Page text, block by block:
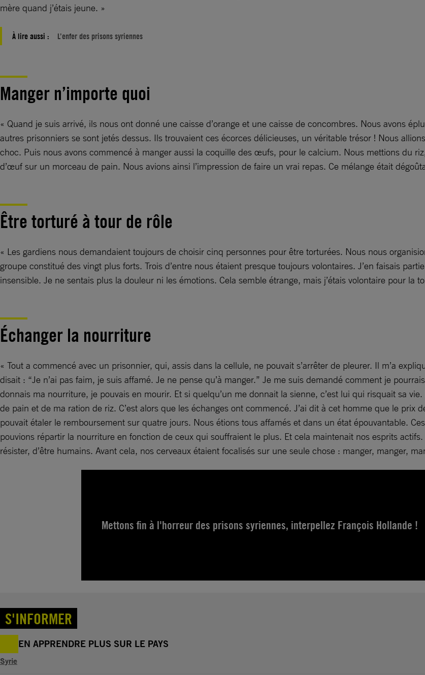
mère quand j’étais jeune. »
À lire aussi : L’enfer des prisons syriennes
Manger n’importe quoi
« Quand je suis arrivé, ils nous ont donné une caisse d’orange et une caisse de concombres. Nous avons
autres prisonniers se sont jetés dessus. Ils trouvaient ces écorces délicieuses, un véritable trésor ! Nous
choc. Puis nous avons commencé à manger aussi la coquille des œufs, pour le calcium. Nous mettions du
d’œuf sur un morceau de pain. Nous avions ainsi l’impression de faire un vrai repas. Ce mélange était
Être torturé à tour de rôle
« Les gardiens nous demandaient toujours de choisir cinq personnes pour être torturées. Nous nous
groupe constitué des vingt plus forts. Trois d’entre nous étaient presque toujours volontaires. J’en faisais
insensible. Je ne sentais plus la douleur ni les émotions. Cela semble étrange, mais j’étais volontaire pour la
Échanger la nourriture
« Tout a commencé avec un prisonnier, qui, assis dans la cellule, ne pouvait s’arrêter de pleurer. Il m’a
disait : “Je n’ai pas faim, je suis affamé. Je ne pense qu’à manger.” Je me suis demandé comment je
donnais ma nourriture, je pouvais en mourir. Et si quelqu’un me donnait la sienne, c’est lui qui risquait sa
de pain et de ma ration de riz. C’est alors que les échanges ont commencé. J’ai dit à cet homme que le prix
pouvait étaler le remboursement sur quatre jours. Nous étions tous affamés et dans un état épouvantable.
pouvions répartir la nourriture en fonction de ceux qui souffraient le plus. Et cela maintenait nos esprits
résister, d’être humains. Avant cela, nos cerveaux étaient focalisés sur une seule chose : manger, manger,
Mettons fin à l'horreur des prisons syriennes, interpellez François Hollande !
S'INFORMER
EN APPRENDRE PLUS SUR LE PAYS
Syrie